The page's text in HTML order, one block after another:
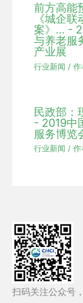
前方高能
《城企
案》... -
与养老服
产业展
行业新闻 / 作
民政部：
- 2019中
服务博览
行业新闻 / 作
扫码关注公众号，